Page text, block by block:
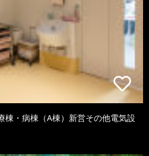
棟・病棟（A棟）新営その他電気設